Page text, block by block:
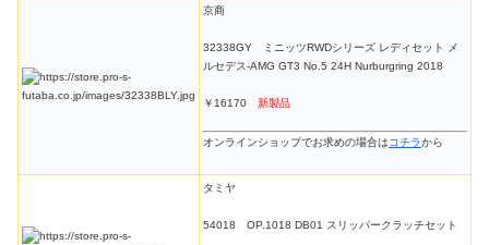
京商
32338GY ミニッツRWDシリーズ レディセット メ
ルセデス-AMG GT3 No.5 24H Nurburgring 2018
￥16170 新製品
オンラインショップでお求めの場合はコチラから
タミヤ
54018 OP.1018 DB01 スリッパークラッチセット